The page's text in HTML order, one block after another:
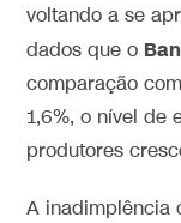
voltando a se
dados que o
comparação
1,6%, o nível de
produtores
A inadimplência